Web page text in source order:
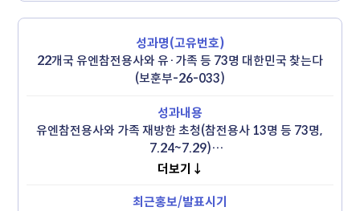
22개국 유엔참전용사와 유·가족 등 73명 대한민국 찾는다
(보훈부-26-033)
유엔참전용사와 가족 재방한 초청(참전용사 13명 등 73명,
7.24~7.29)
- 22개국 참전국 모두 한자리에 모여 캐나다 상원의원이자
미국 참전용사
더보기↓